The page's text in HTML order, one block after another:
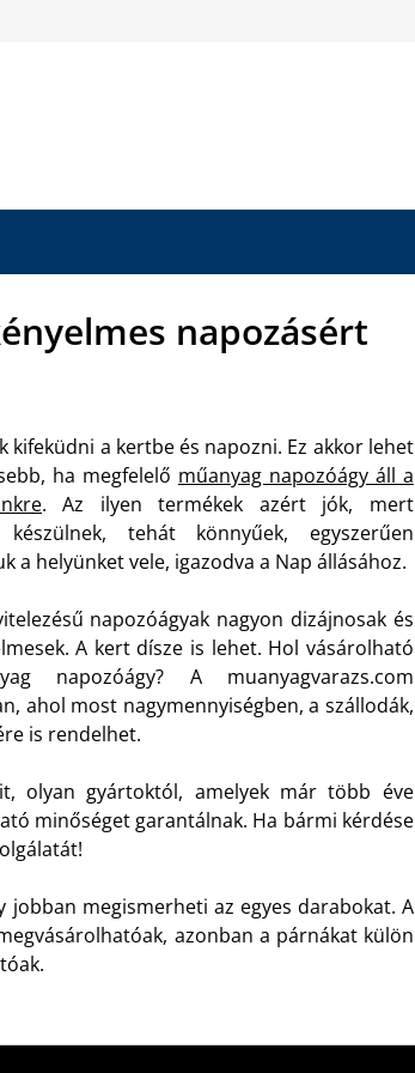
napozásért
kifeküdni a kertbe és napozni. Ez akkor lehet
ha megfelelő műanyag napozóágy áll a
. Az ilyen termékek azért jók, mert
készülnek, tehát könnyűek, egyszerűen
a helyünket vele, igazodva a Nap állásához.
napozóágyak nagyon dizájnosak és
A kert dísze is lehet. Hol vásárolható
napozóágy? A muanyagvarazs.com
ahol most nagymennyiségben, a szállodák,
is rendelhet.
olyan gyártoktól, amelyek már több éve
minőséget garantálnak. Ha bármi kérdése
megismerheti az egyes darabokat. A
azonban a párnákat külön